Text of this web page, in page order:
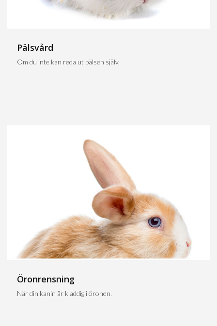
Pälsvård
Om du inte kan reda ut pälsen själv.
Öronrensning
När din kanin är kladdig i öronen.